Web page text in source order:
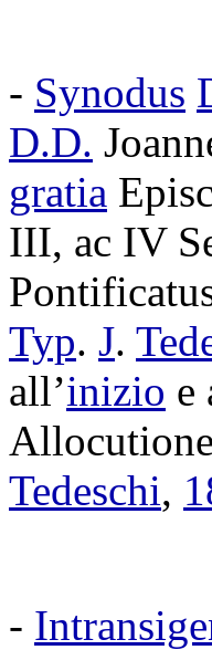
- Synodus
D.D.
gratia
III, ac IV
Typ. J.
all’inizio e
Tedeschi,
-